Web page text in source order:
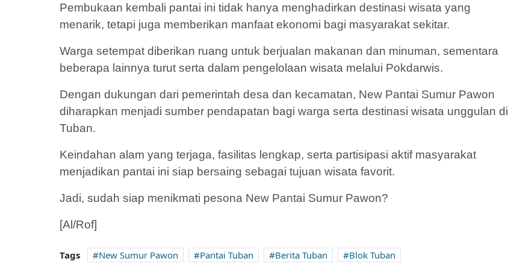
Pembukaan kembali pantai ini tidak hanya menghadirkan destinasi wisata yang
menarik, tetapi juga memberikan manfaat ekonomi bagi masyarakat sekitar.
Warga setempat diberikan ruang untuk berjualan makanan dan minuman, sementara
beberapa lainnya turut serta dalam pengelolaan wisata melalui Pokdarwis.
Dengan dukungan dari pemerintah desa dan kecamatan, New Pantai Sumur Pawon
diharapkan menjadi sumber pendapatan bagi warga serta destinasi wisata unggulan di
Tuban.
Keindahan alam yang terjaga, fasilitas lengkap, serta partisipasi aktif masyarakat
menjadikan pantai ini siap bersaing sebagai tujuan wisata favorit.
Jadi, sudah siap menikmati pesona New Pantai Sumur Pawon?
[Al/Rof]
Tags New Sumur Pawon Pantai Tuban Berita Tuban
Blok Tuban